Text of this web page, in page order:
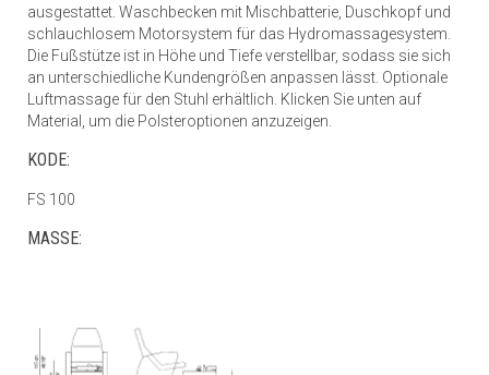
ausgestattet. Waschbecken mit Mischbatterie, Duschkopf und
schlauchlosem Motorsystem für das Hydromassagesystem.
Die Fußstütze ist in Höhe und Tiefe verstellbar, sodass sie sich
an unterschiedliche Kundengrößen anpassen lässt. Optionale
Luftmassage für den Stuhl erhältlich. Klicken Sie unten auf
Material, um die Polsteroptionen anzuzeigen.
KODE:
FS 100
MASSE: